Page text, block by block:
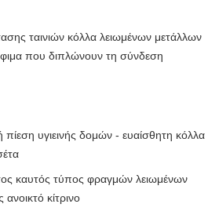
ταινιών κόλλα λειωμένων μετάλλων
που διπλώνουν τη σύνδεση
υγιεινής δομών - ευαίσθητη κόλλα
καυτός τύπος φραγμών λειωμένων
κίτρινο